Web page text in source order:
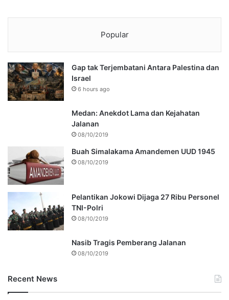
Popular
Gap tak Terjembatani Antara Palestina dan
Israel
6 hours ago
Medan: Anekdot Lama dan Kejahatan
Jalanan
08/10/2019
Buah Simalakama Amandemen UUD 1945
08/10/2019
Pelantikan Jokowi Dijaga 27 Ribu Personel
TNI-Polri
08/10/2019
Nasib Tragis Pemberang Jalanan
08/10/2019
Recent News